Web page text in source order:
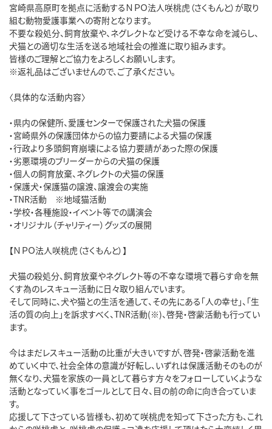
宮崎県高原町を拠点に活動するＮＰＯ法人咲桃虎（さくもんと）が取り
組む動物愛護事業への寄附となります。
不要な殺処分、飼育放棄や、ネグレクトなど受ける不幸な命を減らし、
犬猫との適切な生活を送る地域社会の推進に取り組みます。
皆様のご理解とご協力をよろしくお願いします。
※返礼品はございませんので、ご了承ください。
〈具体的な活動内容〉
・県内の保健所、愛護センターで保護された犬猫の保護
・宮崎県外の保護団体からの協力要請による犬猫の保護
・行政より多頭飼育崩壊による協力要請があった際の保護
・劣悪環境のブリーダーからの犬猫の保護
・個人の飼育放棄、ネグレクトの犬猫の保護
・保護犬・保護猫の譲渡、譲渡会の実施
・TNR活動 ※地域猫活動
・学校・各種施設・イベント等での講演会
・オリジナル（チャリティー）グッズの展開
【ＮＰＯ法人咲桃虎（さくもんと）】
犬猫の殺処分、飼育放棄やネグレクト等の不幸な環境で暮らす命を無
くす為のレスキュー活動に日々取り組んでいます。
そして同時に、犬や猫との生活を通して、その先にある「人の幸せ」、「生
活の質の向上」を訴求すべく、TNR活動(※)、啓発・啓蒙活動も行ってい
ます。
今はまだレスキュー活動の比重が大きいですが、啓発・啓蒙活動を進
めていく中で、社会全体の意識が好転し、いずれは保護活動そのものが
無くなり、犬猫を家族の一員として暮らす方々をフォローしていくような
活動となっていく事をゴールとして日々、目の前の命に向き合っていま
す。
応援して下さっている皆様も、初めて咲桃虎を知って下さった方も、これ